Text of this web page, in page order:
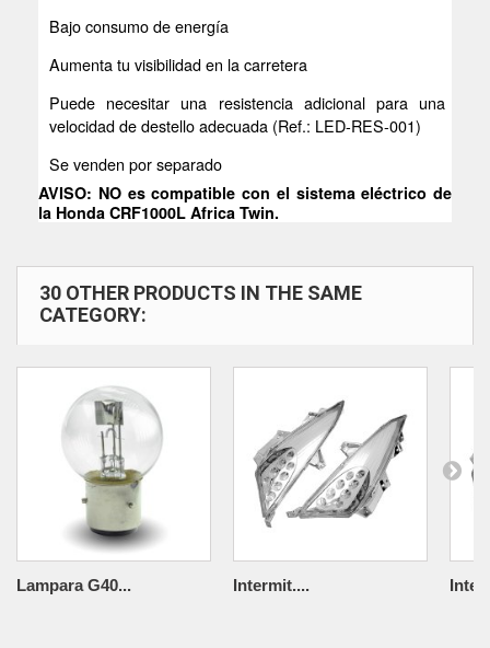
Bajo consumo de energía
Aumenta tu visibilidad en la carretera
Puede necesitar una resistencia adicional para una
velocidad de destello adecuada (Ref.: LED-RES-001)
Se venden por separado
AVISO: NO es compatible con el sistema eléctrico de
la Honda CRF1000L Africa Twin.
30 OTHER PRODUCTS IN THE SAME
CATEGORY:
Lampara G40... Intermit....